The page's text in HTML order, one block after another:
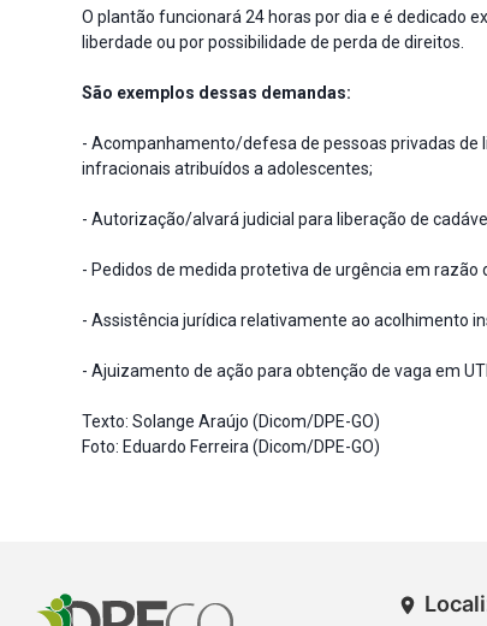
O plantão funcionará 24 horas por dia e é dedicado
liberdade ou por possibilidade de perda de direitos.
São exemplos dessas demandas:
- Acompanhamento/defesa de pessoas privadas de
infracionais atribuídos a adolescentes;
- Autorização/alvará judicial para liberação de
- Pedidos de medida protetiva de urgência em
- Assistência jurídica relativamente ao acolhimento
- Ajuizamento de ação para obtenção de vaga em
Texto: Solange Araújo (Dicom/DPE-GO)
Foto: Eduardo Ferreira (Dicom/DPE-GO)